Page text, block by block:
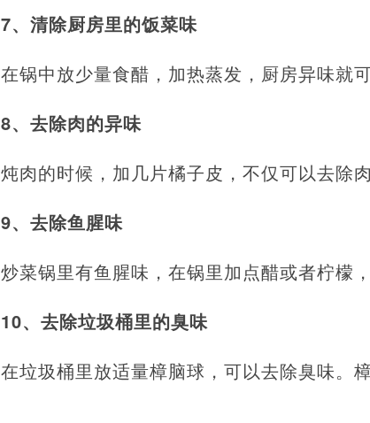
7、清除厨房里的饭菜味
在锅中放少量食醋，加热蒸发，厨房异味就可
8、去除肉的异味
炖肉的时候，加几片橘子皮，不仅可以去除
9、去除鱼腥味
炒菜锅里有鱼腥味，在锅里加点醋或者柠檬
10、去除垃圾桶里的臭味
在垃圾桶里放适量樟脑球，可以去除臭味。